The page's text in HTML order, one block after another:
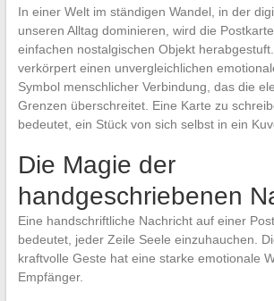
In einer Welt im ständigen Wandel, in der
unseren Alltag dominieren, wird die
einfachen nostalgischen Objekt
verkörpert einen unvergleichlichen
Symbol menschlicher Verbindung, das die
Grenzen überschreitet. Eine Karte zu
bedeutet, ein Stück von sich selbst in ein
Die Magie der
handgeschriebenen
Eine handschriftliche Nachricht auf einer
bedeutet, jeder Zeile Seele einzuhauchen.
kraftvolle Geste hat eine starke emotionale
Empfänger.